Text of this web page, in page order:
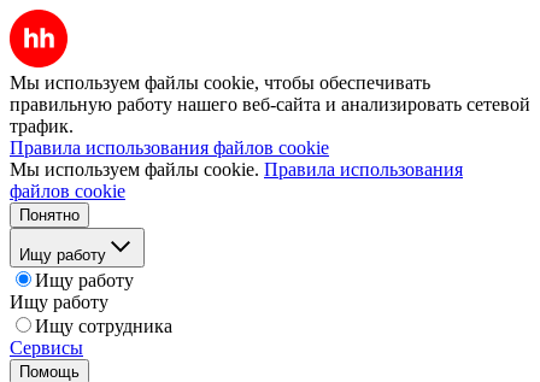
Мы используем файлы cookie, чтобы обеспечивать
правильную работу нашего веб-сайта и анализировать сетевой
трафик.
Правила использования файлов cookie
Мы используем файлы cookie. Правила использования
файлов cookie
Понятно
Ищу работу
Ищу работу
Ищу работу
Ищу сотрудника
Сервисы
Помощь